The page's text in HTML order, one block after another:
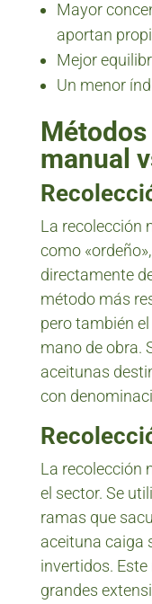
Mayor
aportan
Mejor
Un menor
manual
La recolección
como
directamente
método más
pero también
mano de obra.
aceitunas
con
La recolección
el sector. Se
ramas que
aceituna caiga
invertidos.
grandes